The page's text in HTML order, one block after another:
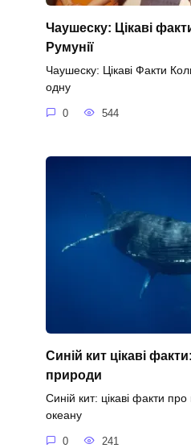
Чаушеску: Цікаві
Румунії
Чаушеску: Цікаві Факти
одну
0 544
Синій кит цікаві
природи
Синій кит: цікаві факти
океану
0 241